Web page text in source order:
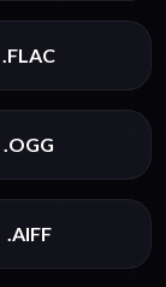
.FLAC
.OGG
.AIFF